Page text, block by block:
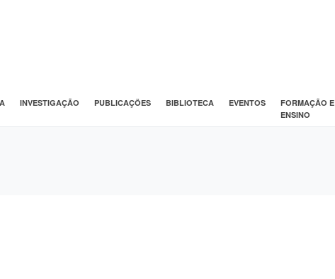
INVESTIGAÇÃO PUBLICAÇÕES BIBLIOTECA EVENTOS
FORMAÇÃO E
ENSINO